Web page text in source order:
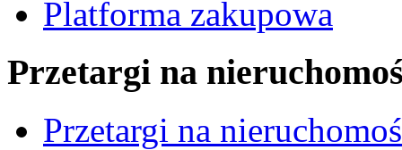
Platforma zakupowa
Przetargi na
Przetargi na